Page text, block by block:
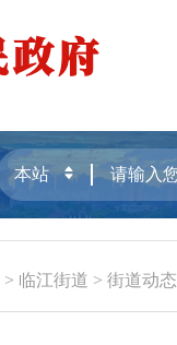
> 临江街道 > 街道动态